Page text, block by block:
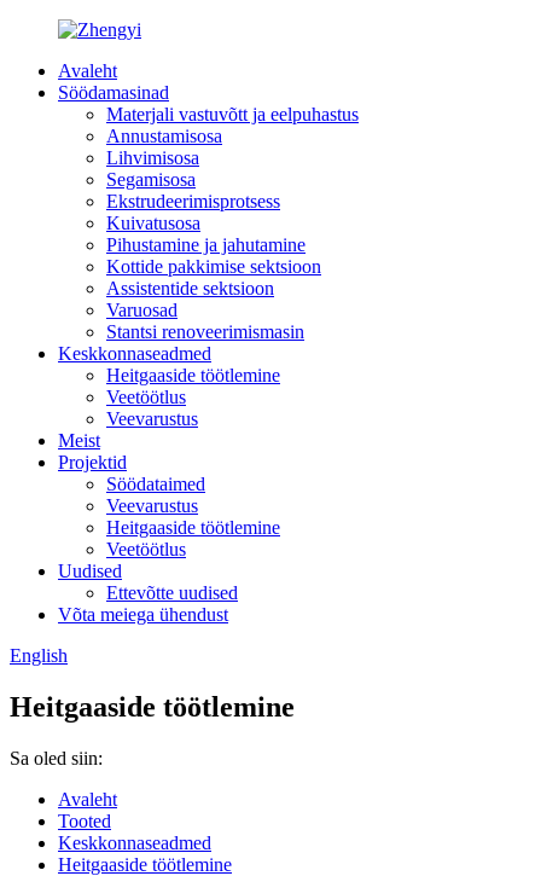
Avaleht
Söödamasinad
Materjali vastuvõtt ja eelpuhastus
Annustamisosa
Lihvimisosa
Segamisosa
Ekstrudeerimisprotsess
Kuivatusosa
Pihustamine ja jahutamine
Kottide pakkimise sektsioon
Assistentide sektsioon
Varuosad
Stantsi renoveerimismasin
Keskkonnaseadmed
Heitgaaside töötlemine
Veetöötlus
Veevarustus
Meist
Projektid
Söödataimed
Veevarustus
Heitgaaside töötlemine
Veetöötlus
Uudised
Ettevõtte uudised
Võta meiega ühendust
English
Heitgaaside töötlemine
Sa oled siin:
Avaleht
Tooted
Keskkonnaseadmed
Heitgaaside töötlemine